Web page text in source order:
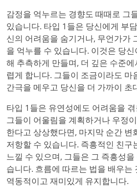
감정을 억누르는 경향도 때때로 그
있습니다. 타입 1들은 당신에게 부
신의 어려움을 숨기거나, 무언가가
을 억누를 수 있습니다. 이것은 당
해 추측하게 만들며, 더 깊은 수준
렵게 합니다. 그들이 조금이라도 마
간극을 메우고 당신을 더 가까이 초
타입 1들은 유연성에도 어려움을
그들이 어울림을 계획하거나 우정
한다고 상상했다면, 마지막 순간 변
저항할 수 있습니다. 즉흥적인 친구
느낄 수 있으며, 그들은 그 즉흥성
습니다. 흐름에 따르는 법을 배우는
역동적이고 재미있게 유지합니다.